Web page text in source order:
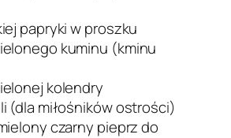
papryki w proszku
kuminu (kminu
kolendry
(dla miłośników ostrości)
czarny pieprz do